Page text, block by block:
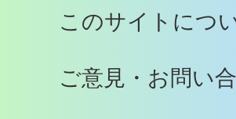
このサイトにつ
ご意見・お問い